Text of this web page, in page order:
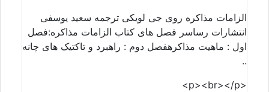
الزامات مذاکره روی جی لویکی ترجمه سعید یوسفی
انتشارات رساسر فصل های کتاب الزامات مذاکره:فصل
اول : ماهیت مذاکرهفصل دوم : راهبرد و تاکتیک های چانه